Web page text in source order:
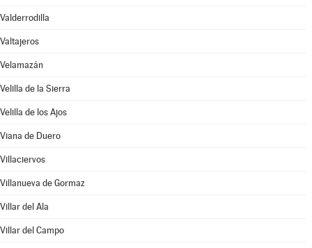
Valderrodilla
Valtajeros
Velamazán
Velilla de la Sierra
Velilla de los Ajos
Viana de Duero
Villaciervos
Villanueva de Gormaz
Villar del Ala
Villar del Campo